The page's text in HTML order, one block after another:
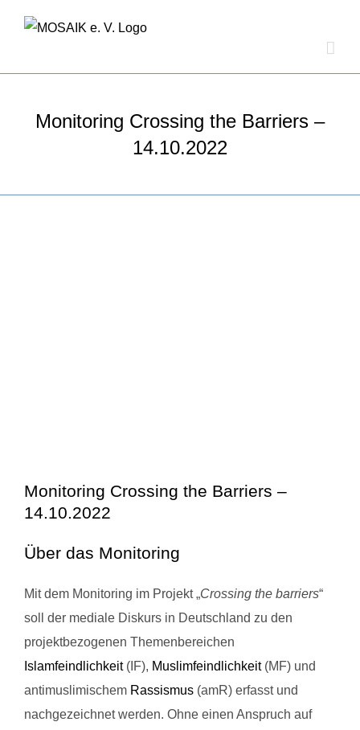
Monitoring Crossing the Barriers –
14.10.2022
Monitoring Crossing the Barriers –
14.10.2022
Über das Monitoring
Mit dem Monitoring im Projekt „Crossing the barriers“
soll der mediale Diskurs in Deutschland zu den
projektbezogenen Themenbereichen
Islamfeindlichkeit(IF), Muslimfeindlichkeit(MF) und
antimuslimischem Rassismus (amR) erfasst und
nachgezeichnet werden. Ohne einen Anspruch auf